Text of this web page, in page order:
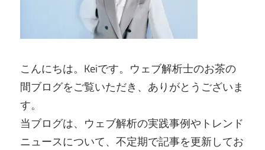
ン
こんにちは。Keiです。ウェブ解析士のお茶の
間ブログをご覧いただき、ありがとうございま
す。
当ブログは、ウェブ解析の実践事例やトレンド
ニュースについて、不定期で記事を更新してお